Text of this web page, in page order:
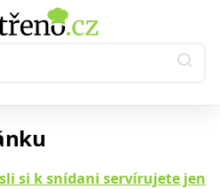
si k snídani servírujete jen